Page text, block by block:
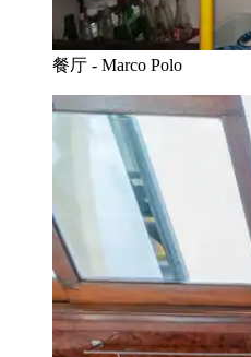
餐厅 - Marco Polo